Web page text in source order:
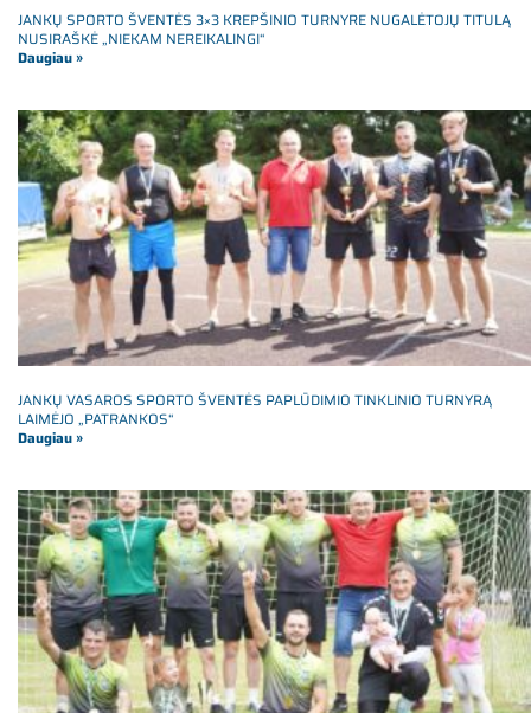
JANKŲ SPORTO ŠVENTĖS 3×3 KREPŠINIO TURNYRE NUGALĖTOJŲ TITULĄ
NUSIRAŠKĖ „NIEKAM NEREIKALINGI“
Daugiau »
JANKŲ VASAROS SPORTO ŠVENTĖS PAPLŪDIMIO TINKLINIO TURNYRĄ
LAIMĖJO „PATRANKOS“
Daugiau »